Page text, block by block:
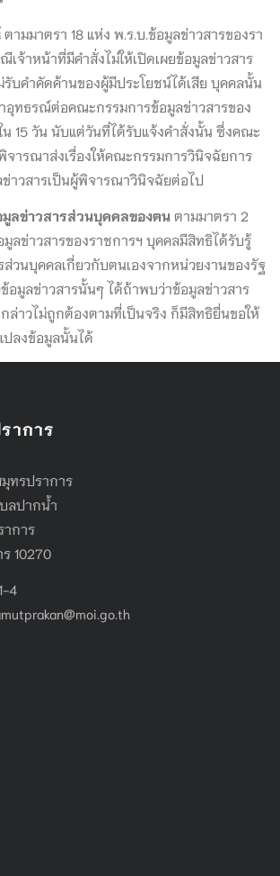
ตามมาตรา 18 แห่ง พ.ร.บ.ข้อมูลข่าวสารของรา
เจ้าหน้าที่มีคำสั่งไม่ให้เปิดเผยข้อมูลข่าวสาร
รับคำคัดค้านของผู้มีประโยชน์ได้เสีย บุคคลนั้น
อุทธรณ์ต่อคณะกรรมการข้อมูลข่าวสารของ
น 15 วัน นับแต่วันที่ได้รับแจ้งคำสั่งนั้น ซึ่งคณะ
จารณาส่งเรื่องให้คณะกรรมการวินิจฉัยการ
ข่าวสารเป็นผู้พิจารณาวินิจฉัยต่อไป
ลข่าวสารส่วนบุคคลของตน ตามมาตรา 2
มูลข่าวสารของราชการฯ บุคคลมีสิทธิได้รับรู้
ส่วนบุคคลเกี่ยวกับตนเองจากหน่วยงานของรัฐ
อมูลข่าวสารนั้นๆ ได้ถ้าพบว่าข้อมูลข่าวสาร
ล่าวไม่ถูกต้องตามที่เป็นจริง ก็มีสิทธิยื่นขอให้
ปลงข้อมูลนั้นได้
าการ
ทรปราการ
ลปากน้ำ
าการ
10270
4